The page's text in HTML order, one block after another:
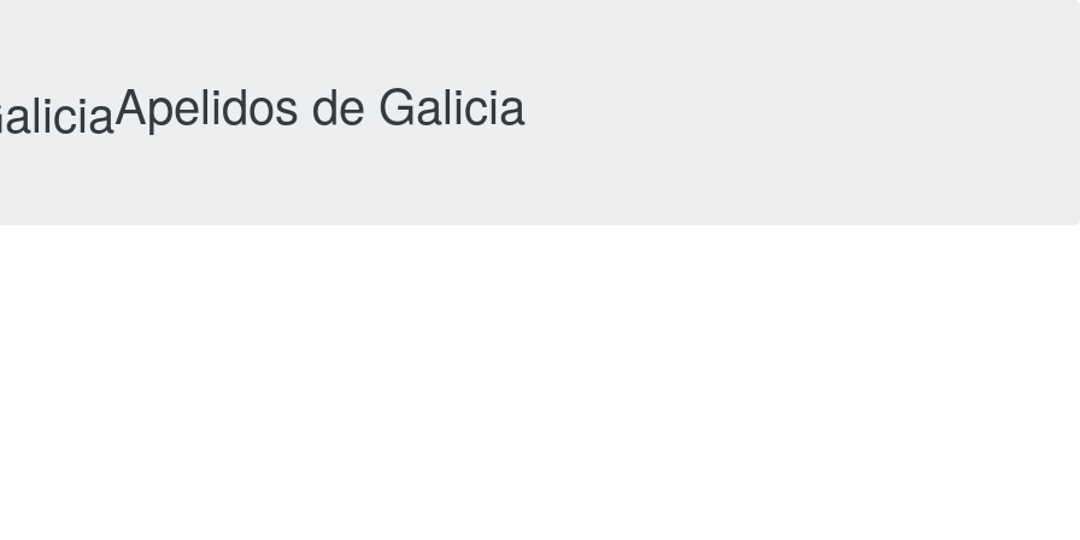
Apelidos de Galicia